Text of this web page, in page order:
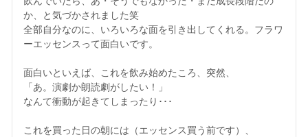
か、と気づかされました笑
全部自分なのに、いろいろな面を引き出してくれる。フラワ
ーエッセンスって面白いです。
面白いといえば、これを飲み始めたころ、突然、
「あ。演劇か朗読劇がしたい！」
なんて衝動が起きてしまったり･･･
これを買った日の朝には（エッセンス買う前です）、